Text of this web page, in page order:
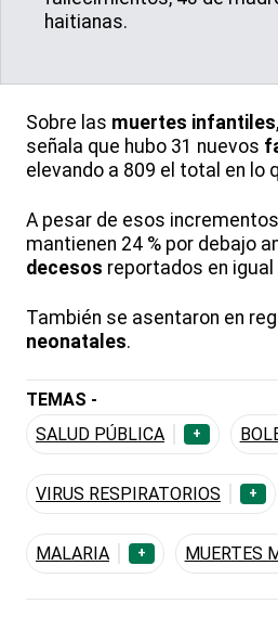
haitianas.
Sobre las muertes infantiles
señala que hubo 31 nuevos
elevando a 809 el total en lo
A pesar de esos
mantienen 24 % por debajo
decesos reportados en igual
También se asentaron en
neonatales.
TEMAS -
SALUD PÚBLICA
+
VIRUS RESPIRATORIOS +
MALARIA + MUERTES